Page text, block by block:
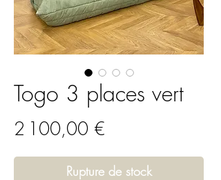
Togo 3 places vert
2 100,00 €
Rupture de stock